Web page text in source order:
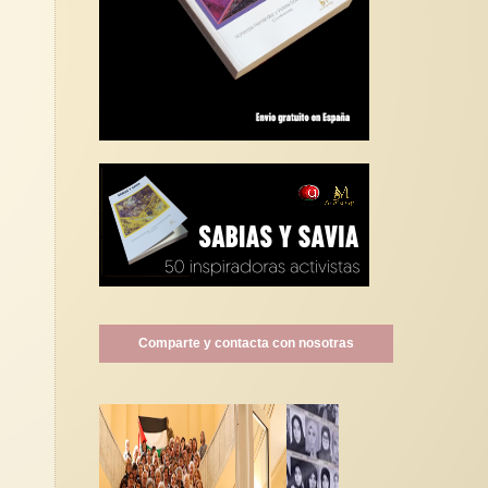
Comparte y contacta con nosotras